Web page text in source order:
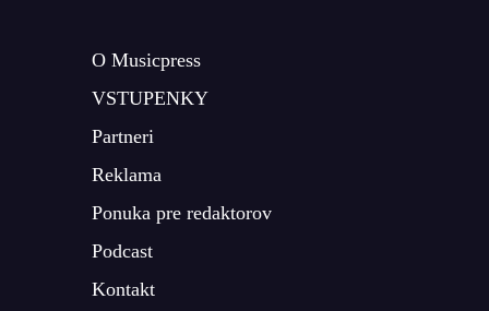
O Musicpress
VSTUPENKY
Partneri
Reklama
Ponuka pre redaktorov
Podcast
Kontakt